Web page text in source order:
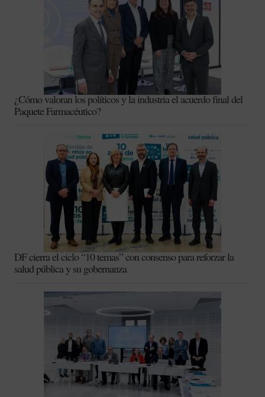
¿Cómo valoran los políticos y la industria el acuerdo final del
Paquete Farmacéutico?
DF cierra el ciclo “10 temas” con consenso para reforzar la
salud pública y su gobernanza